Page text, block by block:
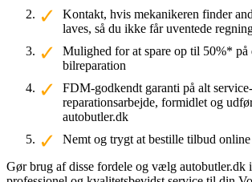
Kontakt, hvis mekanikeren finder
laves, så du ikke får uventede
Mulighed for at spare op til 50%* på
bilreparation
FDM-godkendt garanti på alt
reparationsarbejde, formidlet og
autobutler.dk
Nemt og trygt at bestille tilbud online
Gør brug af disse fordele og vælg autobutler.dk